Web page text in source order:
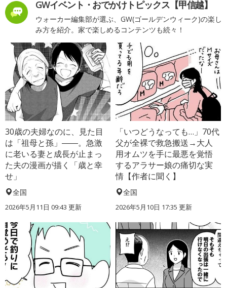
GWイベント・おでかけトピックス【甲信越】
ウォーカー編集部が選ぶ、GW(ゴールデンウィーク)の楽し
み方を紹介。家で楽しめるコンテンツも続々！
30歳の夫婦なのに、見た目
は「祖母と孫」――。急激
に老いる妻と成長が止まっ
た夫の漫画が描く「歳と幸
せ」
全国
2026年5月11日 09:43 更新
「いつどうなっても…」70代
父が全裸で救急搬送→大人
用オムツを手に最悪を覚悟
するアラサー娘の痛切な実
情【作者に聞く】
全国
2026年5月10日 17:35 更新